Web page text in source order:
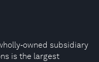
subsidiary
is the largest